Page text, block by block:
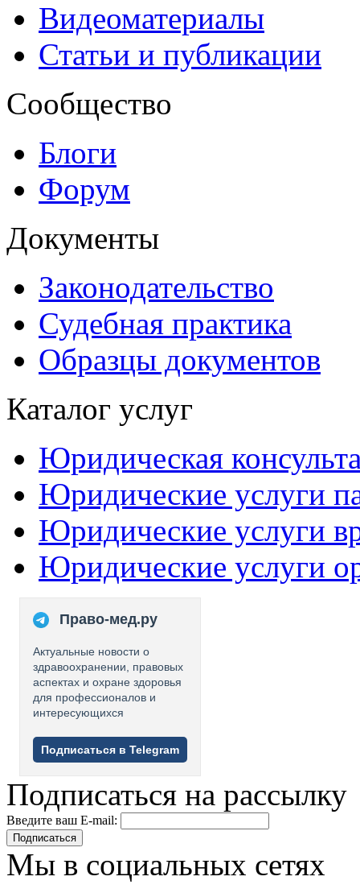
Видеоматериалы
Статьи и публикации
Сообщество
Блоги
Форум
Документы
Законодательство
Судебная практика
Образцы документов
Каталог услуг
Юридическая
Юридические услуги
Юридические услуги
Юридические услуги
Право-мед.ру
Актуальные новости о
здравоохранении, правовых
аспектах и охране здоровья
для профессионалов и
интересующихся
Подписаться в Telegram
Подписаться на рассылку
Введите ваш E-mail:
Подписаться
Мы в социальных сетях